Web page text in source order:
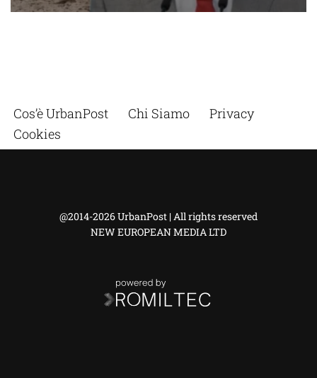
Cos’è UrbanPost Chi Siamo
Privacy
Cookies
@2014-2026 UrbanPost | All rights reserved
NEW EUROPEAN MEDIA LTD